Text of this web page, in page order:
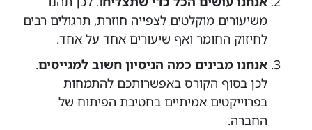
משיעורים מוקלטים לצפייה חוזרת, תרגולים רבים
לחיזוק החומר ואף שיעורים אחד על אחד.
אנחנו מבינים כמה הניסיון חשוב למגייסים.
לכן בסוף הקורס באפשרותכם להתמחות
בפרוייקטים אמיתיים בחטיבת הפיתוח של
החברה.